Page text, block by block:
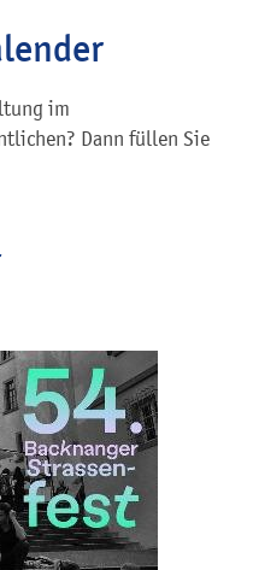
im
Dann füllen Sie